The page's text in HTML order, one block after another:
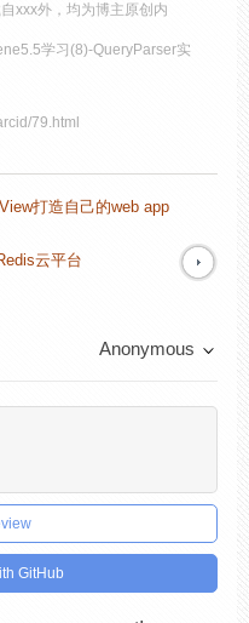
xxx外，均为博主原创内
学习(8)-QueryParser实
79.html
打造自己的web app
云平台
Anonymous
GitHub